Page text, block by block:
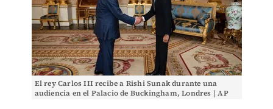
El rey Carlos III recibe a Rishi Sunak durante una
audiencia en el Palacio de Buckingham, Londres | AP